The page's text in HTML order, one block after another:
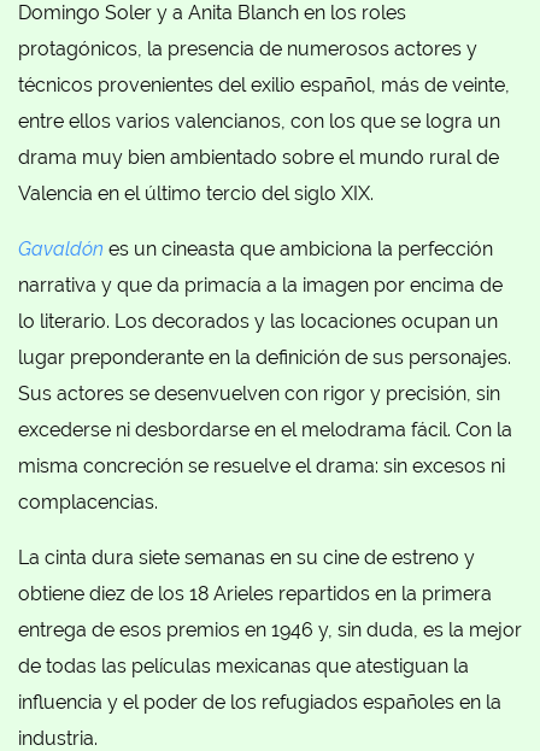
Domingo Soler y a Anita Blanch en los roles
protagónicos, la presencia de numerosos actores y
técnicos provenientes del exilio español, más de veinte,
entre ellos varios valencianos, con los que se logra un
drama muy bien ambientado sobre el mundo rural de
Valencia en el último tercio del siglo XIX.
Gavaldón es un cineasta que ambiciona la perfección
narrativa y que da primacía a la imagen por encima de
lo literario. Los decorados y las locaciones ocupan un
lugar preponderante en la definición de sus personajes.
Sus actores se desenvuelven con rigor y precisión, sin
excederse ni desbordarse en el melodrama fácil. Con la
misma concreción se resuelve el drama: sin excesos ni
complacencias.
La cinta dura siete semanas en su cine de estreno y
obtiene diez de los 18 Arieles repartidos en la primera
entrega de esos premios en 1946 y, sin duda, es la mejor
de todas las películas mexicanas que atestiguan la
influencia y el poder de los refugiados españoles en la
industria.